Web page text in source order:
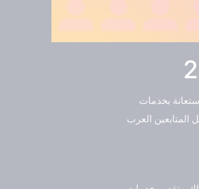
بخدمات
العرب